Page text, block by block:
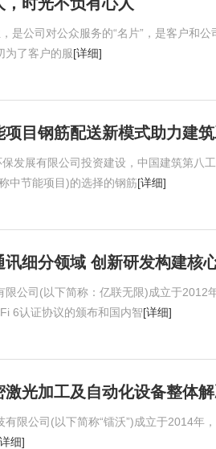
是公司对公众服务的“名片”，是客户和
为了客户的服[详细]
项目钢筋配送新模式助力建
发展有限公司投资建设，中国建筑第八
中节能项目)的选择的钢筋[详细]
讯细分领域 创新研发构建核
限公司(以下简称：亿联无限)成立于
6认证协议的颁布和国内智[详细]
激光加工及自动化设备整体
限公司(以下简称“镭沃”)成立于2014年
细]